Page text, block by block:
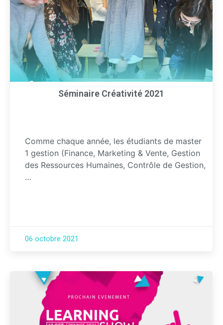
Séminaire Créativité 2021
Comme chaque année, les étudiants de master
1 gestion (Finance, Marketing & Vente, Gestion
des Ressources Humaines, Contrôle de Gestion,
…
06 octobre 2021